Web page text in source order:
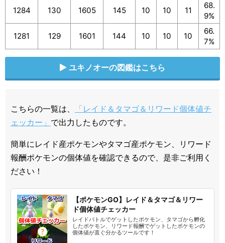
1284 130 1605 145 10 10 11
68.
9%
1281 129 1601 144 10 10 10
66.
7%
ユキノオーの図鑑はこちら
こちらの一覧は、
「レイド＆タマゴ＆リワード個体値チ
ェッカー」 で出力したものです。
簡単にレイド産ポケモンやタマゴ産ポケモン、リワード
報酬ポケモンの個体値を確認できるので、是非ご利用く
ださい！
【ポケモンGO】レイド＆タマゴ＆リワー
ド個体値チェッカー
レイドバトルでゲットしたポケモン、タマゴから孵化
したポケモン、リワード報酬でゲットしたポケモンの
個体値が直ぐ分かるツールです！